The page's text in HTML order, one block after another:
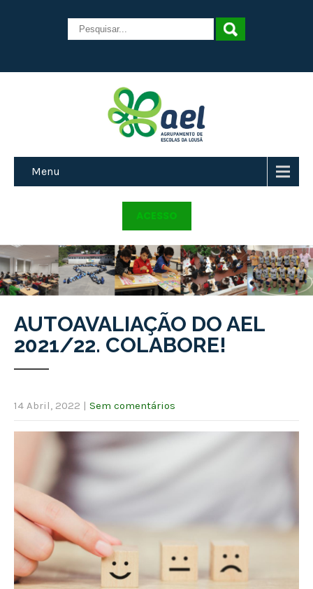
Menu
ACESSO
AUTOAVALIAÇÃO DO AEL
2021/22. COLABORE!
14 Abril, 2022 | Sem comentários